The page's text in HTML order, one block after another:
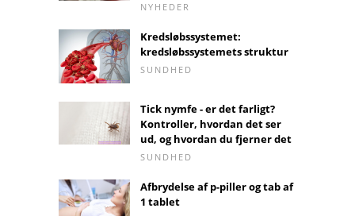
NYHEDER
Kredsløbssystemet:
kredsløbssystemets struktur
SUNDHED
Tick ​​nymfe - er det farligt?
Kontroller, hvordan det ser
ud, og hvordan du fjerner det
SUNDHED
Afbrydelse af p-piller og tab af
1 tablet